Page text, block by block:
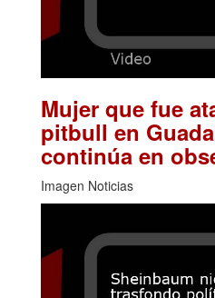
Mujer que fue
pitbull en
continúa en
Imagen Noticias